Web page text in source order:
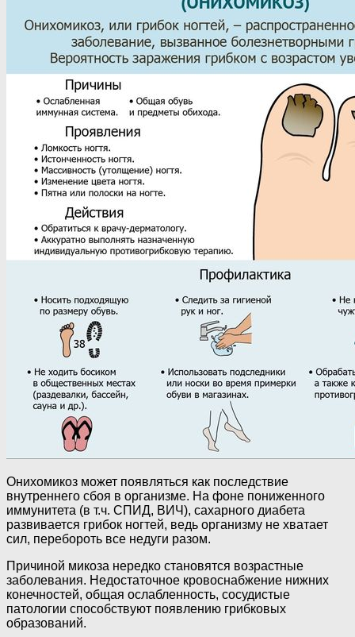
Онихомикоз может появляться как последствие
внутреннего сбоя в организме. На фоне пониженного
иммунитета (в т.ч. СПИД, ВИЧ), сахарного диабета
развивается грибок ногтей, ведь организму не хватает
сил, перебороть все недуги разом.
Причиной микоза нередко становятся возрастные
заболевания. Недостаточное кровоснабжение нижних
конечностей, общая ослабленность, сосудистые
патологии способствуют появлению грибковых
образований.